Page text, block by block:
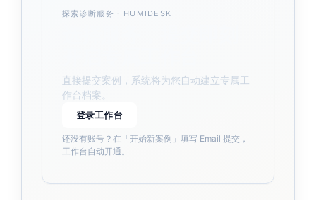
探索诊断服务 · HUMIDESK
直接提交案例，系统将为您自动建立专属工
作台档案。
登录工作台
还没有账号？在「开始新案例」填写 Email 提交，
工作台自动开通。